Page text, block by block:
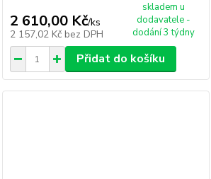
2 610,00 Kč/ks
2 157,02 Kč bez DPH
skladem u
dodavatele -
dodání 3 týdny
Přidat do košíku